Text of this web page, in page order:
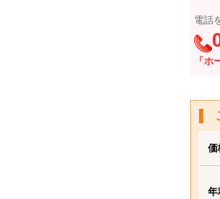
電話
「ホ
価
年